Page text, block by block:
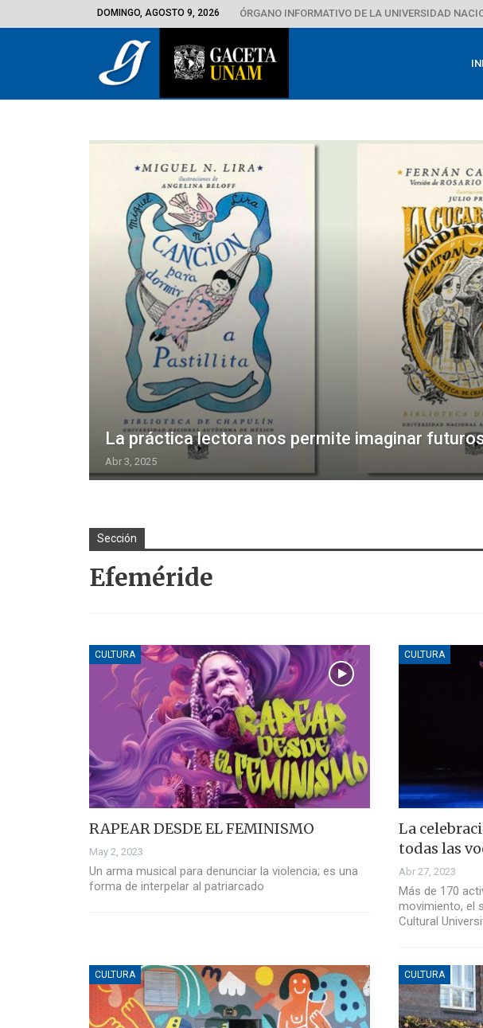
DOMINGO, AGOSTO 9, 2026 ÓRGANO INFORMATIVO DE LA UNIVERSIDAD
La práctica lectora nos permite imaginar
Abr 3, 2025
Sección
Efeméride
CULTURA
RAPEAR DESDE EL FEMINISMO
May 2, 2023
Un arma musical para denunciar la violencia; es una
forma de interpelar al patriarcado
CULTURA
La
todas las
Abr 27, 2023
Más de 170
movimiento, el
Cultural
CULTURA CULTURA